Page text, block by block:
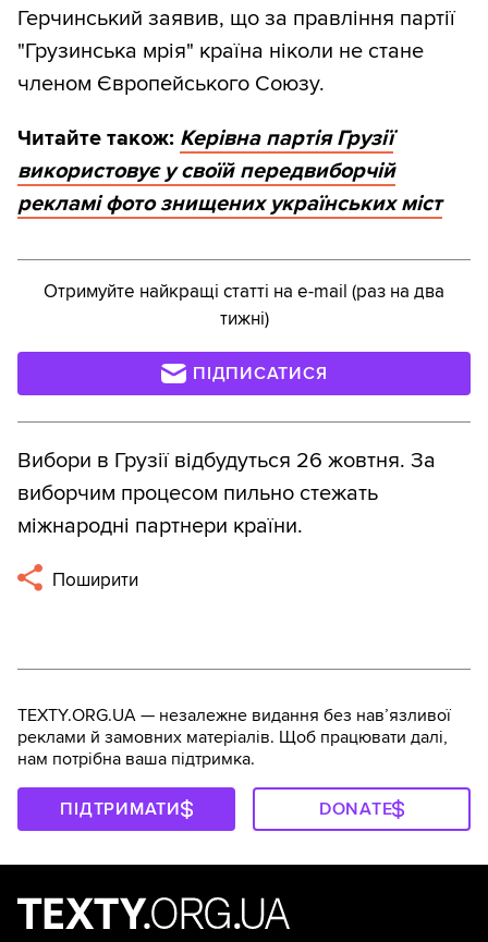
Герчинський заявив, що за правління партії
"Грузинська мрія" країна ніколи не стане
членом Європейського Союзу.
Читайте також: Керівна партія Грузії
використовує у своїй передвиборчій
рекламі фото знищених українських міст
Отримуйте найкращі статті на e-mail (раз на два
тижні)
ПІДПИСАТИСЯ
Вибори в Грузії відбудуться 26 жовтня. За
виборчим процесом пильно стежать
міжнародні партнери країни.
Поширити
TEXTY.ORG.UA — незалежне видання без навʼязливої
реклами й замовних матеріалів. Щоб працювати далі,
нам потрібна ваша підтримка.
ПІДТРИМАТИ DONATE